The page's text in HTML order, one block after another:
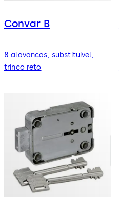
Convar B
8 alavancas, substituível,
trinco reto